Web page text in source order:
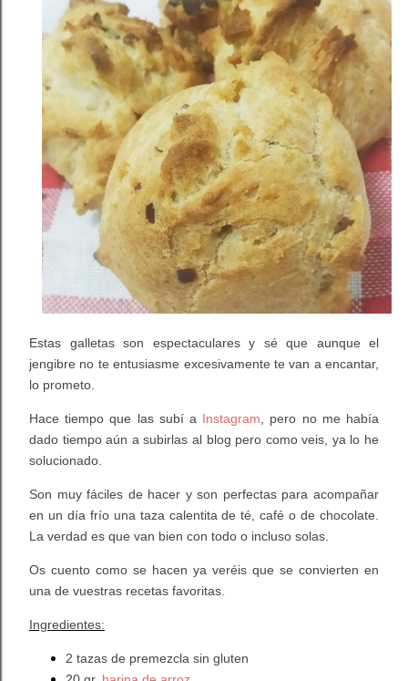
Estas galletas son espectaculares y sé que aunque el
jengibre no te entusiasme excesivamente te van a encantar,
lo prometo.
Hace tiempo que las subí a Instagram , pero no me había
dado tiempo aún a subirlas al blog pero como veis, ya lo he
solucionado.
Son muy fáciles de hacer y son perfectas para acompañar
en un día frío una taza calentita de té, café o de chocolate.
La verdad es que van bien con todo o incluso solas.
Os cuento como se hacen ya veréis que se convierten en
una de vuestras recetas favoritas.
Ingredientes:
2 tazas de premezcla sin gluten